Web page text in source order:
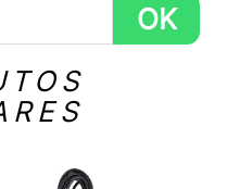
OK